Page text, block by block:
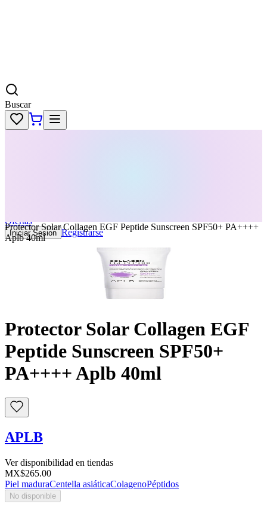
Buscar
Ofertas
Iniciar Sesion Registrarse
Protector Solar Collagen EGF Peptide Sunscreen SPF50+ PA++++
Aplb 40ml
Protector Solar Collagen EGF
Peptide Sunscreen SPF50+
PA++++ Aplb 40ml
APLB
Ver disponibilidad en tiendas
MX$265.00
Piel maduraCentella asiáticaColagenoPéptidos
No disponible